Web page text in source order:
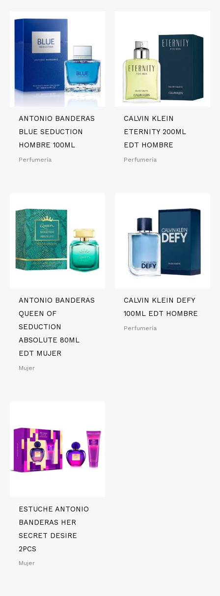
ANTONIO BANDERAS
BLUE SEDUCTION
HOMBRE 100ML
Perfumería
CALVIN KLEIN
ETERNITY 200ML
EDT HOMBRE
Perfumería
ANTONIO BANDERAS
QUEEN OF
SEDUCTION
ABSOLUTE 80ML
EDT MUJER
Mujer
CALVIN KLEIN DEFY
100ML EDT HOMBRE
Perfumería
ESTUCHE ANTONIO
BANDERAS HER
SECRET DESIRE
2PCS
Mujer